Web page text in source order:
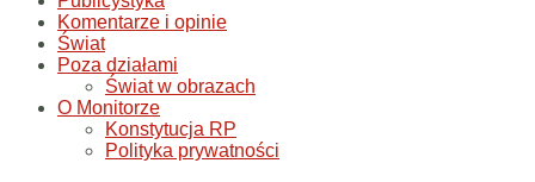
Komentarze i opinie
Świat
Poza działami
Świat w obrazach
O Monitorze
Konstytucja RP
Polityka prywatności